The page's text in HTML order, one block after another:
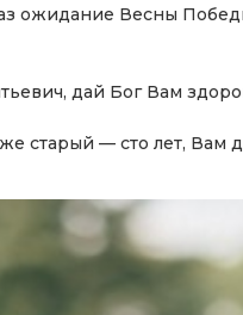
ожидание Весны
дай Бог Вам
старый — сто лет, Вам